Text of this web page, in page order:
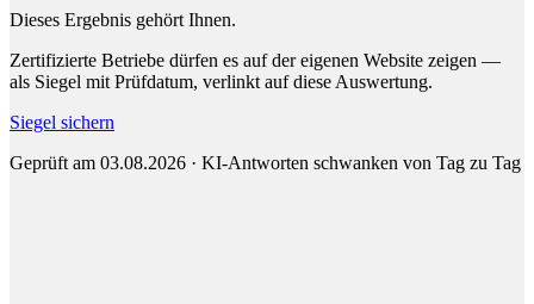
Dieses Ergebnis gehört Ihnen.
Zertifizierte Betriebe dürfen es auf der eigenen Website zeigen —
als Siegel mit Prüfdatum, verlinkt auf diese Auswertung.
Siegel sichern
Geprüft am 03.08.2026 · KI-Antworten schwanken von Tag zu Tag